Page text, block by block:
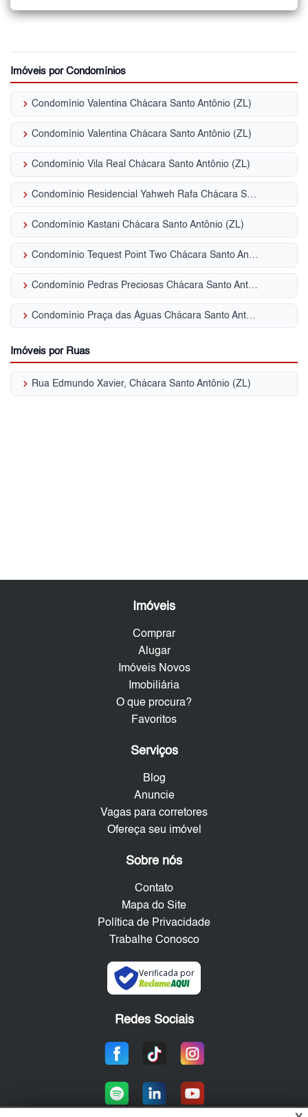
Imóveis por Condomínios
keyboard_arrow_right Condomínio Valentina Chácara Santo Antônio (ZL)
keyboard_arrow_right Condomínio Valentina Chácara Santo Antônio (ZL)
keyboard_arrow_right Condomínio Vila Real Chácara Santo Antônio (ZL)
keyboard_arrow_right Condomínio Residencial Yahweh Rafa Chácara Santo Antônio (ZL)
keyboard_arrow_right Condomínio Kastani Chácara Santo Antônio (ZL)
keyboard_arrow_right Condomínio Tequest Point Two Chácara Santo Antônio (ZL)
keyboard_arrow_right Condomínio Pedras Preciosas Chácara Santo Antônio (ZL)
keyboard_arrow_right Condomínio Praça das Águas Chácara Santo Antônio (ZL)
Imóveis por Ruas
keyboard_arrow_right Rua Edmundo Xavier, Chácara Santo Antônio (ZL)
Imóveis
Comprar
Alugar
Imóveis Novos
Imobiliária
O que procura?
Favoritos
Serviços
Blog
Anuncie
Vagas para corretores
Ofereça seu imóvel
Sobre nós
Contato
Mapa do Site
Política de Privacidade
Trabalhe Conosco
Verificada por
Redes Sociais